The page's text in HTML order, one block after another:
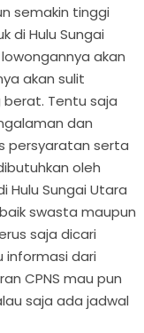
semakin tinggi
di Hulu Sungai
akan
akan sulit
Tentu saja
dan
persyaratan serta
oleh
Hulu Sungai Utara
swasta maupun
saja dicari
informasi dari
CPNS mau pun
saja ada jadwal